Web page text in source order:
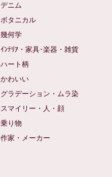
デニム
ボタニカル
幾何学
ｲﾝﾃﾘｱ・家具･楽器・雑貨
ハート柄
かわいい
グラデーション・ムラ染
スマイリー・人・顔
乗り物
作家・メーカー